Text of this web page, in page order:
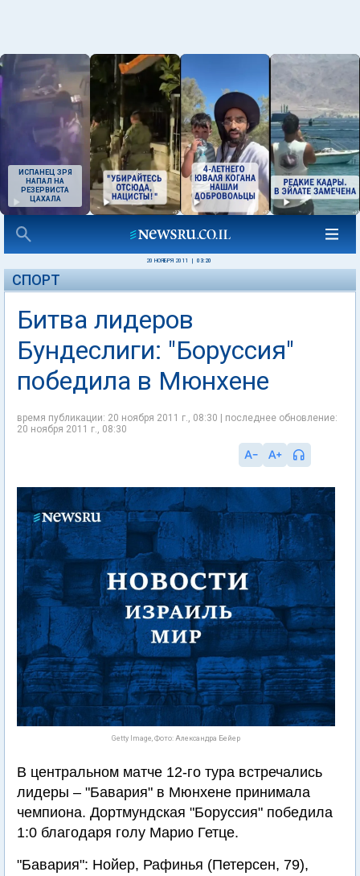
ИСПАНЕЦ ЗРЯ
НАПАЛ НА
РЕЗЕРВИСТА
ЦАХАЛА
20 НОЯБРЯ 2011 03:20
СПОРТ
Битва лидеров
Бундеслиги: "Боруссия"
победила в Мюнхене
время публикации: 20 ноября 2011 г., 08:30 | последнее обновление:
20 ноября 2011 г., 08:30
Getty Image, Фото: Александра Бейер
В центральном матче 12-го тура встречались
лидеры – "Бавария" в Мюнхене принимала
чемпиона. Дортмундская "Боруссия" победила
1:0 благодаря голу Марио Гетце.
"Бавария": Нойер, Рафинья (Петерсен, 79),